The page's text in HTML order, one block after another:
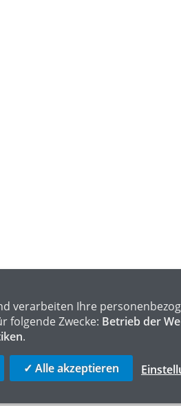
verarbeiten Ihre
folgende Zwecke: Betrieb der
.
✓ Alle akzeptieren